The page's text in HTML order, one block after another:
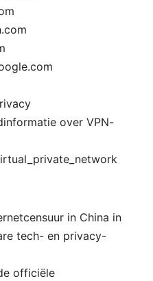
over VPN-
in China in
tech- en privacy-
officiële